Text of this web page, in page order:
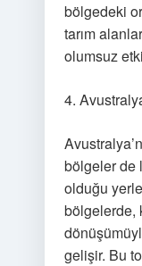
bölgedeki
tarım
olumsuz
4.
bölgeler de
olduğu
bölgelerde,
gelişir. Bu